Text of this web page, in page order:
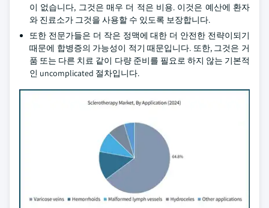
이 없습니다, 그것은 매우 더 적은 비용. 이것은 예산에 환자
와 진료소가 그것을 사용할 수 있도록 보장합니다.
또한 전문가들은 더 작은 정맥에 대한 더 안전한 전략이되기
때문에 합병증의 가능성이 적기 때문입니다. 또한, 그것은 거
품 또는 다른 치료 같이 다량 준비를 필요로 하지 않는 기본적
인 uncomplicated 절차입니다.